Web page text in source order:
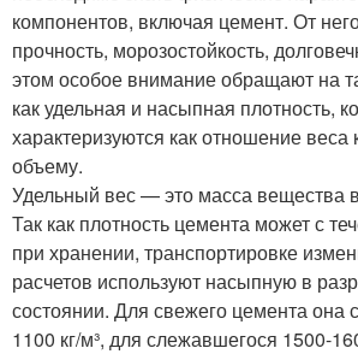
компонентов, включая цемент. От
прочность, морозостойкость,
этом особое внимание обращают на
как удельная и насыпная плотность,
характеризуются как отношение
объему.
Удельный вес — это масса вещества
Так как плотность цемента может с
при хранении, транспортировке
расчетов используют насыпную в
состоянии. Для свежего цемента она
1100 кг/м³, для слежавшегося 1500-